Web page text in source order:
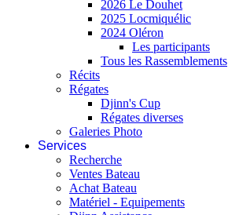
2026 Le Douhet
2025 Locmiquélic
2024 Oléron
Les participants
Tous les Rassemblements
Récits
Régates
Djinn's Cup
Régates diverses
Galeries Photo
Services
Recherche
Ventes Bateau
Achat Bateau
Matériel - Equipements